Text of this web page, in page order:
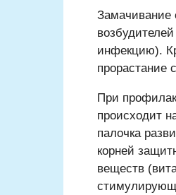
Замачивание
инфекцию).
прорастание
При
происходит
палочка
корней
веществ